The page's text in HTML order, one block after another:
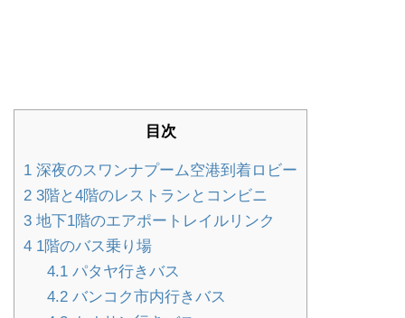
目次
1 深夜のスワンナプーム空港到着ロビー
2 3階と4階のレストランとコンビニ
3 地下1階のエアポートレイルリンク
4 1階のバス乗り場
4.1パタヤ行きバス
4.2バンコク市内行きバス